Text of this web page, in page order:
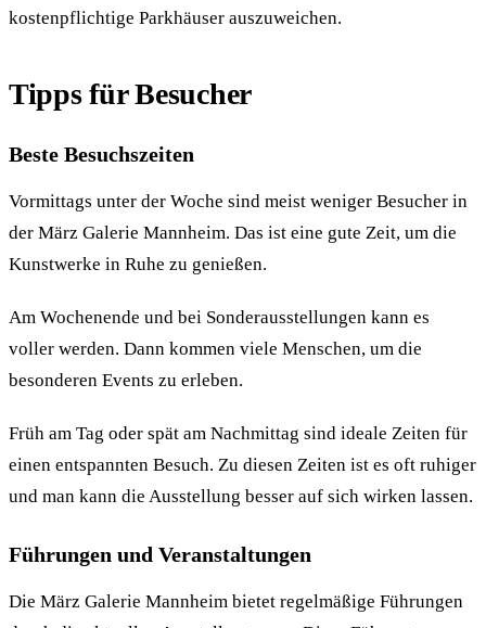
kostenpflichtige Parkhäuser auszuweichen.
Tipps für Besucher
Beste Besuchszeiten
Vormittags unter der Woche sind meist weniger Besucher in
der März Galerie Mannheim. Das ist eine gute Zeit, um die
Kunstwerke in Ruhe zu genießen.
Am Wochenende und bei Sonderausstellungen kann es
voller werden. Dann kommen viele Menschen, um die
besonderen Events zu erleben.
Früh am Tag oder spät am Nachmittag sind ideale Zeiten für
einen entspannten Besuch. Zu diesen Zeiten ist es oft ruhiger
und man kann die Ausstellung besser auf sich wirken lassen.
Führungen und Veranstaltungen
Die März Galerie Mannheim bietet regelmäßige Führungen